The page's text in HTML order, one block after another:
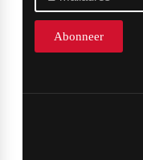
Abonneer